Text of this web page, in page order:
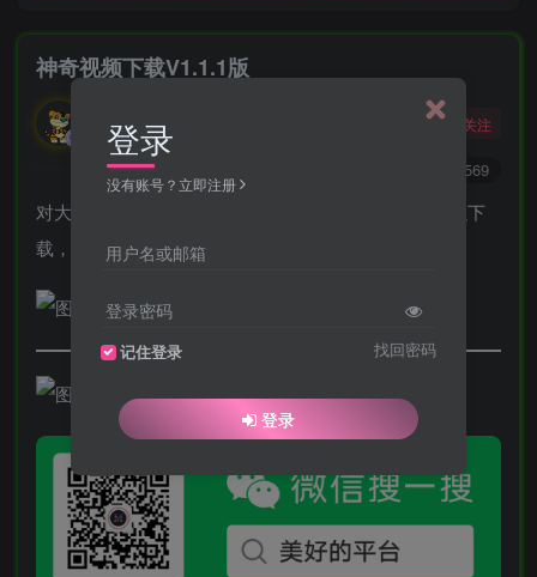
神奇视频下载V1.1.1版
酒醒只在花前坐，酒醉还来花下眠。
关注
3569
对大家有帮助，是我永久的动力！！！很多视频都可以下
载，自己慢慢去体验，不多说。
登录
没有账号？立即注册
用户名或邮箱
登录密码
记住登录 找回密码
登录